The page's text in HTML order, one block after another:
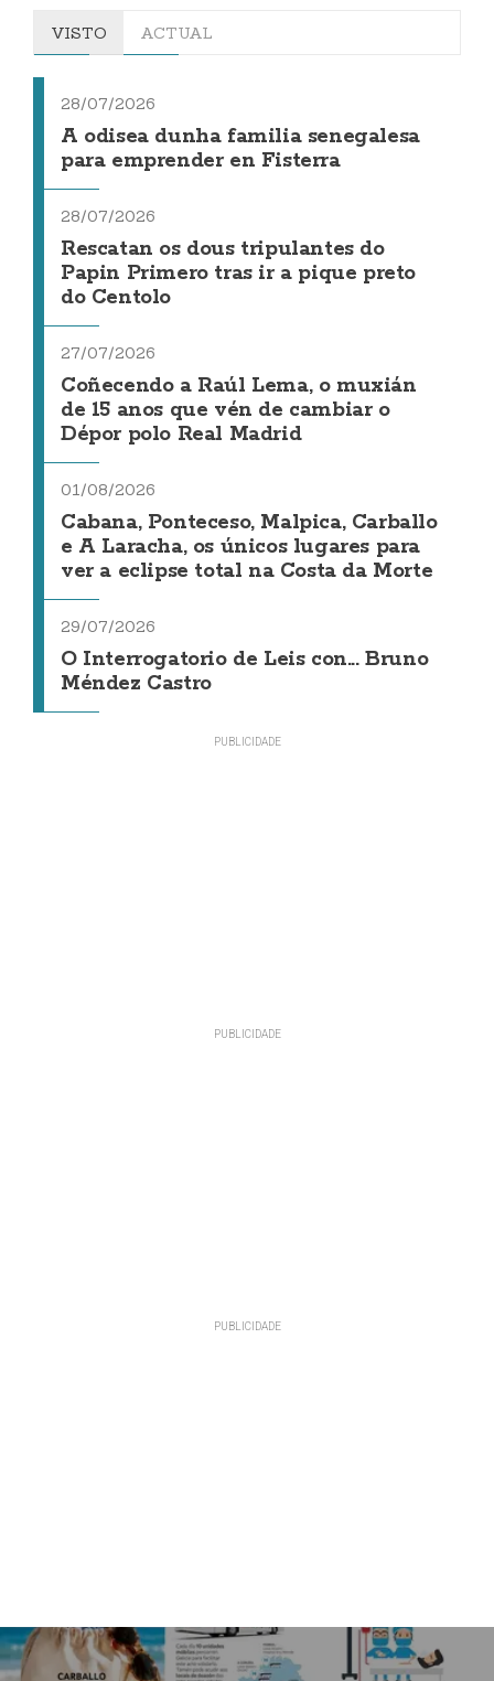
VISTO ACTUAL
28/07/2026
A odisea dunha familia senegalesa
para emprender en Fisterra
28/07/2026
Rescatan os dous tripulantes do
Papin Primero tras ir a pique preto
do Centolo
27/07/2026
Coñecendo a Raúl Lema, o muxián
de 15 anos que vén de cambiar o
Dépor polo Real Madrid
01/08/2026
Cabana, Ponteceso, Malpica, Carballo
e A Laracha, os únicos lugares para
ver a eclipse total na Costa da Morte
29/07/2026
O Interrogatorio de Leis con... Bruno
Méndez Castro